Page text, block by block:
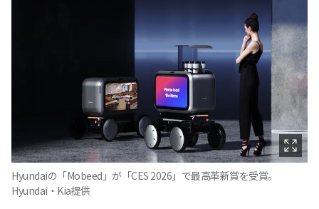
Hyundaiの「Mobeed」が「CES 2026」で最高革新賞を受賞。
Hyundai・Kia提供